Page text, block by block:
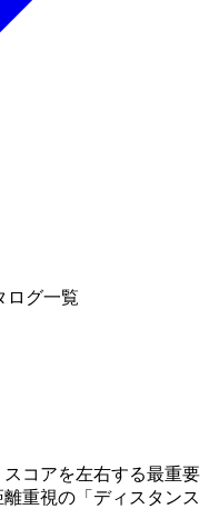
ログ一覧
スコアを左右する最重要
重視の「ディスタンス